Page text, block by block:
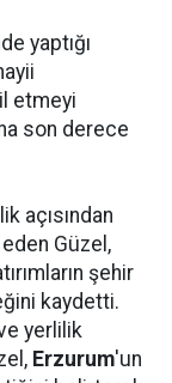
yaptığı
etmeyi
son derece
açısından
Güzel,
şehir
kaydetti.
yerlilik
Erzurum'un